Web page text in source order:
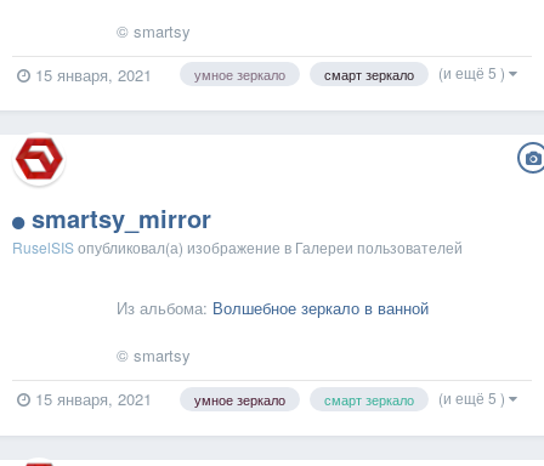
© smartsy
15 января, 2021
умное зеркало смарт зеркало (и ещё 5 )
smartsy_mirror
RuselSISопубликовал(а) изображение в Галереи пользователей
Из альбома: Волшебное зеркало в ванной
© smartsy
15 января, 2021
умное зеркало смарт зеркало (и ещё 5 )